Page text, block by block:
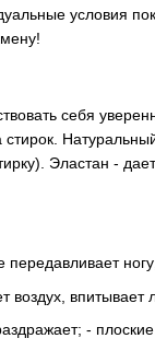
условия
себя
Эластан -
передавливает
воздух,
-